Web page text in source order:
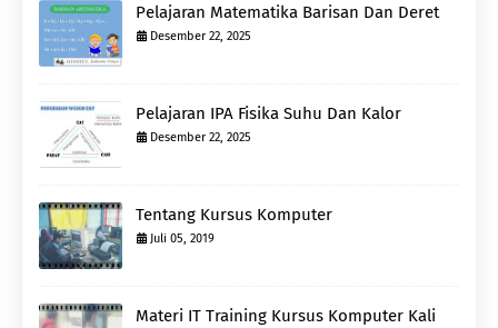
Pelajaran Matematika Barisan Dan Deret
Desember 22, 2025
Pelajaran IPA Fisika Suhu Dan Kalor
Desember 22, 2025
Tentang Kursus Komputer
Juli 05, 2019
Materi IT Training Kursus Komputer Kali